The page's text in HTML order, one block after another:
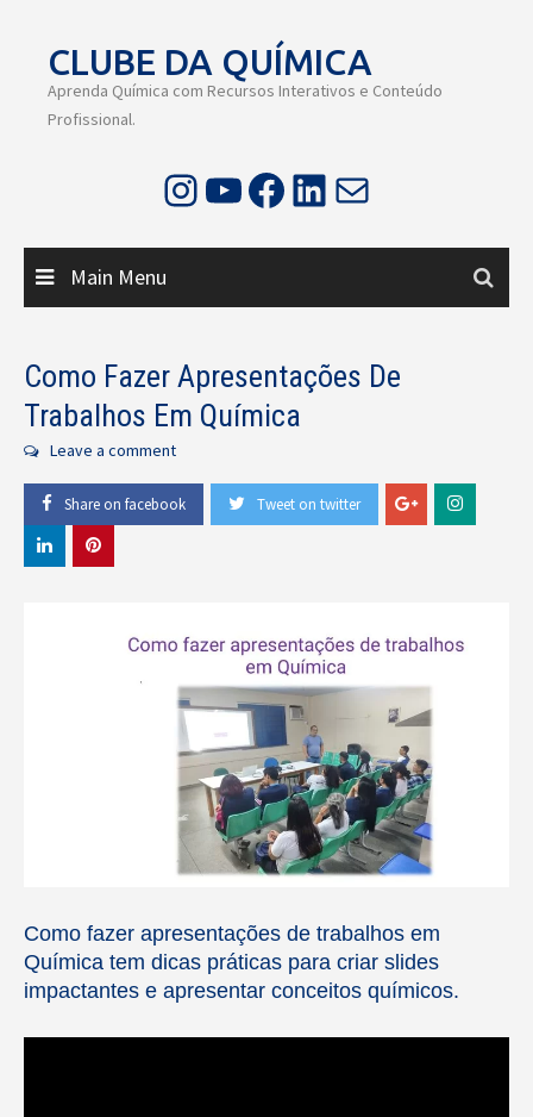
contentCLUBE DA QUÍMICA
Aprenda Química com Recursos Interativos e Conteúdo
Profissional.
Instagram Youtube Facebook LinkedIn E-mail
Main Menu
Como Fazer Apresentações De
Trabalhos Em Química
Leave a comment
Share on facebook Tweet on twitter
Como fazer apresentações de trabalhos em
Química tem dicas práticas para criar slides
impactantes e apresentar conceitos químicos.